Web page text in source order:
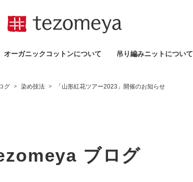
オーガニックコットンについて 吊り編みニットについて
グ > 染め技法 > 「山形紅花ツアー2023」開催のお知らせ
ブログ